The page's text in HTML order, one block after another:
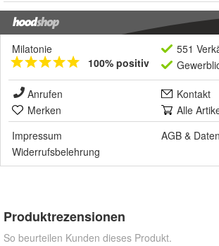
Milatonie
100% positiv
551
Anrufen
Kontakt
Merken
Alle
Impressum
AGB &
Widerrufsbelehrung
Produktrezensionen
So beurteilen Kunden dieses Produkt.